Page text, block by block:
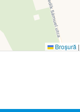
Broșură |